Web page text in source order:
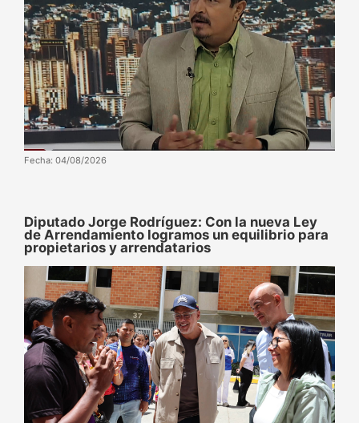
Fecha: 04/08/2026
Diputado Jorge Rodríguez: Con la nueva Ley
de Arrendamiento logramos un equilibrio para
propietarios y arrendatarios